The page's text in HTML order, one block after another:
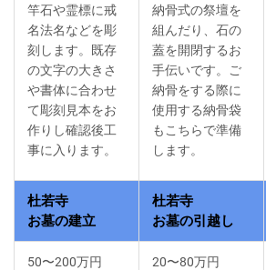
竿石や霊標に戒
名法名などを彫
刻します。既存
の文字の大きさ
や書体に合わせ
て彫刻見本をお
作りし確認後工
事に入ります。
納骨式の祭壇を
組んだり、石の
蓋を開閉するお
手伝いです。ご
納骨をする際に
使用する納骨袋
もこちらで準備
します。
杜若寺
お墓の建立
杜若寺
お墓の引越し
50〜200万円
20〜80万円